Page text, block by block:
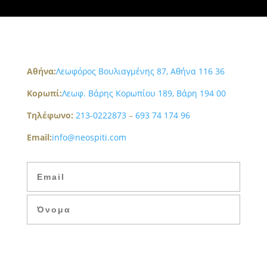
Aθήνα:Λεωφόρος Βουλιαγμένης 87, Αθήνα 116 36
Κορωπί:Λεωφ. Βάρης Κορωπίου 189, Βάρη 194 00
Τηλέφωνο: 213-0222873– 693 74 174 96
Email:info@neospiti.com